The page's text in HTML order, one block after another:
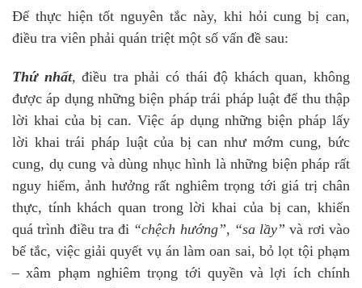
Để thực hiện tốt nguyên tắc này, khi hỏi cung bị can,
điều tra viên phải quán triệt một số vấn đề sau:
Thứ nhất, điều tra phải có thái độ khách quan, không
được áp dụng những biện pháp trái pháp luật để thu thập
lời khai của bị can. Việc áp dụng những biện pháp lấy
lời khai trái pháp luật của bị can như mớm cung, bức
cung, dụ cung và dùng nhục hình là những biện pháp rất
nguy hiểm, ảnh hưởng rất nghiêm trọng tới giá trị chân
thực, tính khách quan trong lời khai của bị can, khiến
quá trình điều tra đi “chệch hướng”, “sa lầy” và rơi vào
bế tắc, việc giải quyết vụ án làm oan sai, bỏ lọt tội phạm
– xâm phạm nghiêm trọng tới quyền và lợi ích chính